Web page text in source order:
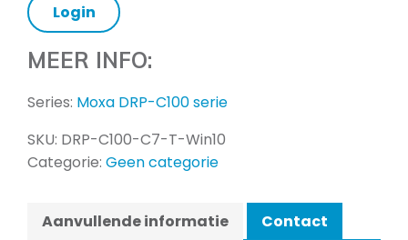
Login
MEER INFO:
Series: Moxa DRP-C100 serie
SKU: DRP-C100-C7-T-Win10
Categorie: Geen categorie
Aanvullende informatie Contact